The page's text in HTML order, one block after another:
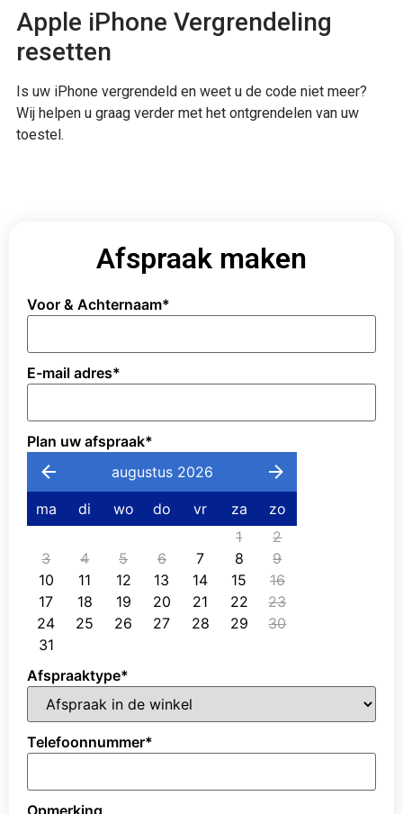
Apple iPhone Vergrendeling
resetten
Is uw iPhone vergrendeld en weet u de code niet meer?
Wij helpen u graag verder met het ontgrendelen van uw
toestel.
Afspraak maken
Voor & Achternaam*
E-mail adres*
Plan uw afspraak*
augustus 2026
ma di wo do vr za
zo
1
2
3
4 5 6 7 8
9
10
11 12 13 14 15
16
17
18 19 20 21 22
23
24
25 26 27 28 29
30
31
Afspraaktype*
Telefoonnummer*